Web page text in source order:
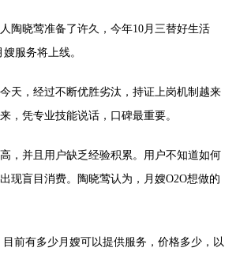
陶晓莺准备了许久，今年10月三替好生活
服务将上线。
天，经过不断优胜劣汰，持证上岗机制越来
，凭专业技能说话，口碑最重要。
，并且用户缺乏经验积累。用户不知道如何
现盲目消费。陶晓莺认为，月嫂O2O想做的
前有多少月嫂可以提供服务，价格多少，以